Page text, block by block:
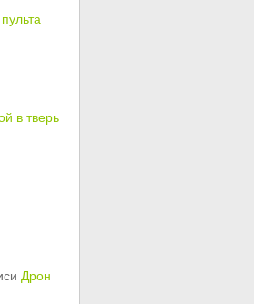
в тверь
Дрон